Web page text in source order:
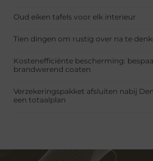
Oud eiken tafels voor elk interieur
Tien dingen om rustig over na te
Kostenefficiënte bescherming:
brandwerend coaten
Verzekeringspakket afsluiten nabij
een totaalplan